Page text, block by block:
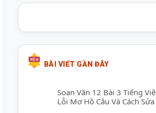
BÀI VIẾT GẦN ĐÂY
Soạn Văn 12 Bài 3 Tiếng
Lỗi Mơ Hồ Câu Và Cách Sửa